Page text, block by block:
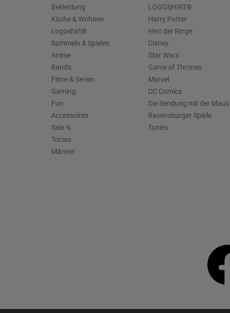
Bekleidung
Küche & Wohnen
Logoshirt®
Sammeln & Spielen
Anime
Bands
Filme & Serien
Gaming
Fun
Accessoires
Sale %
Tonies
Männer
LOGOSHIRT®
Harry Potter
Herr der Ringe
Disney
Star Wars
Game of Thrones
Marvel
DC Comics
Die Sendung mit der Maus
Ravensburger Spiele
Tonies